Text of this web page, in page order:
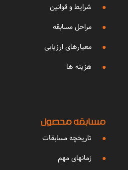
شرایط و قوانین
مراحل مسابقه
معیارهای ارزیابی
هزینه ها
مسابقه محصول
تاریخچه مسابقات
زمانهای مهم